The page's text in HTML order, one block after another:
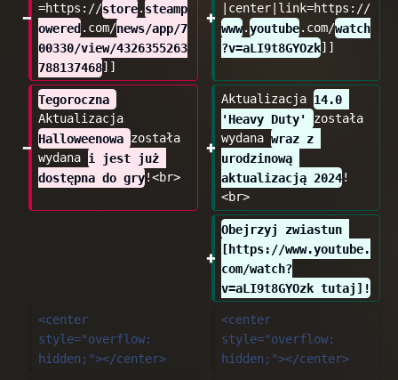
=https://store. steamp
owered.com/news/app/7
00330/view/4326355263
788137468]]
|center|link=https://
www.youtube.com/watch
?v=aLI9t8GYOzk]]
Tegoroczna
Aktualizacja
Halloweenowa została
wydana i jest już
dostępna do gry!<br>
Aktualizacja 14.0
'Heavy Duty' została
wydana wraz z
urodzinową
aktualizacją 2024!
<br>
Obejrzyj zwiastun
[https://www.youtube.
com/watch?
v=aLI9t8GYOzk tutaj]!
<center
style="overflow:
hidden;"></center>
<center
style="overflow:
hidden;"></center>